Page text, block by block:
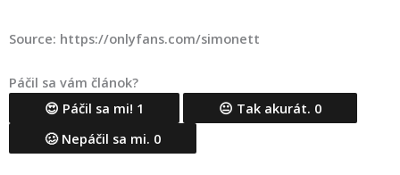
Source: https://onlyfans.com/simonett
Páčil sa vám článok?
😍 Páčil sa mi! 1 😐 Tak akurát. 0
🥴 Nepáčil sa mi. 0